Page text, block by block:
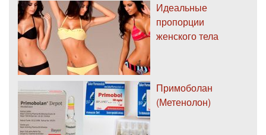
Идеальные
пропорции
женского тела
Примоболан
(Метенолон)